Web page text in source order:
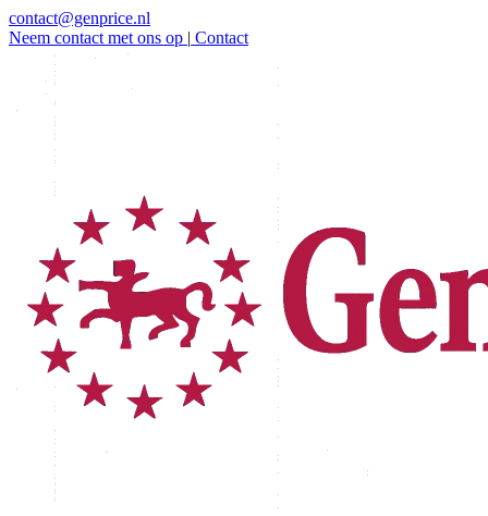
contact@genprice.nl
Neem contact met ons op | Contact